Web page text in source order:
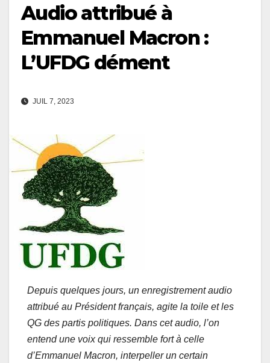
Audio attribué à
Emmanuel Macron :
L’UFDG dément
JUIL 7, 2023
Depuis quelques jours, un enregistrement audio
attribué au Président français, agite la toile et les
QG des partis politiques. Dans cet audio, l’on
entend une voix qui ressemble fort à celle
d’Emmanuel Macron, interpeller un certain